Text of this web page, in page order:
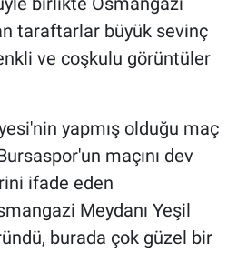
taraftarlar büyük sevinç
ve coşkulu görüntüler
yapmış olduğu maç
maçını dev
ifade eden
Meydanı Yeşil
burada çok güzel bir